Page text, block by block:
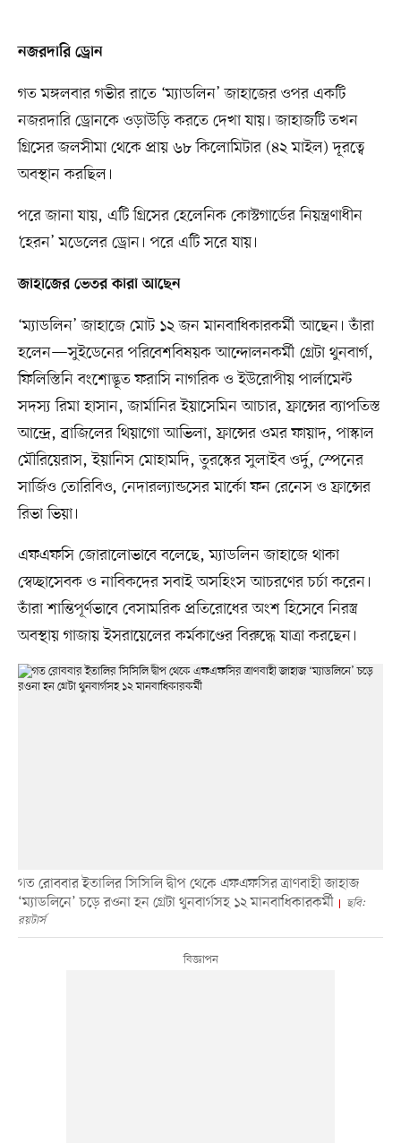
নজরদারি ড্রোন
গত মঙ্গলবার গভীর রাতে ‘ম্যাডলিন’ জাহাজের ওপর একটি
নজরদারি ড্রোনকে ওড়াউড়ি করতে দেখা যায়। জাহাজটি তখন
গ্রিসের জলসীমা থেকে প্রায় ৬৮ কিলোমিটার (৪২ মাইল) দূরত্বে
অবস্থান করছিল।
পরে জানা যায়, এটি গ্রিসের হেলেনিক কোস্টগার্ডের নিয়ন্ত্রণাধীন
‘হেরন’ মডেলের ড্রোন। পরে এটি সরে যায়।
জাহাজের ভেতর কারা আছেন
‘ম্যাডলিন’ জাহাজে মোট ১২ জন মানবাধিকারকর্মী আছেন। তাঁরা
হলেন—সুইডেনের পরিবেশবিষয়ক আন্দোলনকর্মী গ্রেটা থুনবার্গ,
ফিলিস্তিনি বংশোদ্ভূত ফরাসি নাগরিক ও ইউরোপীয় পার্লামেন্ট
সদস্য রিমা হাসান, জার্মানির ইয়াসেমিন আচার, ফ্রান্সের ব্যাপতিস্ত
আন্দ্রে, ব্রাজিলের থিয়াগো আভিলা, ফ্রান্সের ওমর ফায়াদ, পাস্কাল
মৌরিয়েরাস, ইয়ানিস মোহামদি, তুরস্কের সুলাইব ওর্দু, স্পেনের
সার্জিও তোরিবিও, নেদারল্যান্ডসের মার্কো ফন রেনেস ও ফ্রান্সের
রিভা ভিয়া।
এফএফসি জোরালোভাবে বলেছে, ম্যাডলিন জাহাজে থাকা
স্বেচ্ছাসেবক ও নাবিকদের সবাই অসহিংস আচরণের চর্চা করেন।
তাঁরা শান্তিপূর্ণভাবে বেসামরিক প্রতিরোধের অংশ হিসেবে নিরস্ত্র
অবস্থায় গাজায় ইসরায়েলের কর্মকাণ্ডের বিরুদ্ধে যাত্রা করছেন।
গত রোববার ইতালির সিসিলি দ্বীপ থেকে এফএফসির ত্রাণবাহী জাহাজ
‘ম্যাডলিনে’ চড়ে রওনা হন গ্রেটা থুনবার্গসহ ১২ মানবাধিকারকর্মী
ছবি:
রয়টার্স